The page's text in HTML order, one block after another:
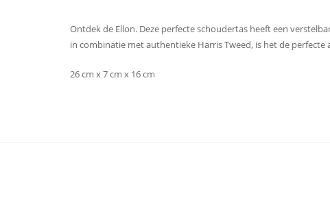
Ontdek de Ellon. Deze perfecte schoudertas heeft een
in combinatie met authentieke Harris Tweed, is het de perfecte
26 cm x 7 cm x 16 cm